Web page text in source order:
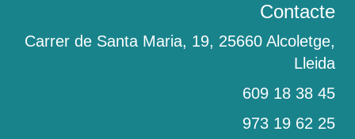
Contacte
Carrer de Santa Maria, 19, 25660 Alcoletge,
Lleida
609 18 38 45
‎973 19 62 25